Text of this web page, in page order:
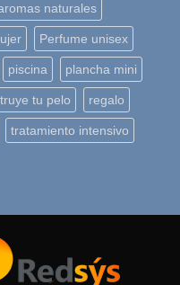
naturales
Perfume unisex
piscina plancha mini
tu pelo regalo
tratamiento intensivo